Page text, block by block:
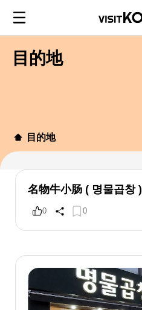
目的地
目的地
名物牛小肠 ( 명물곱창 )
0 0